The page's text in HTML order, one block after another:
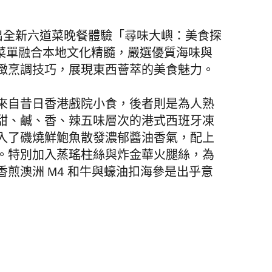
新六道菜晚餐體驗「尋味大嶼：美食探
融合本地文化精髓，嚴選優質海味與
調技巧，展現東西薈萃的美食魅力。
自昔日香港戲院小食，後者則是為人熟
、鹹、香、辣五味層次的港式西班牙凍
了磯燒鮮鮑魚散發濃郁醬油香氣，配上
特別加入蒸瑤柱絲與炸金華火腿絲，為
煎澳洲 M4 和牛與蠔油扣海參是出乎意